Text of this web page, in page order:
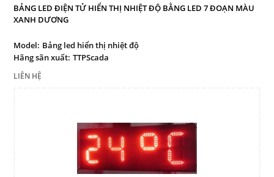
BẢNG LED ĐIỆN TỬ HIỂN THỊ NHIỆT ĐỘ BẰNG LED 7 ĐOẠN MÀU
XANH DƯƠNG
Model: Bảng led hiển thị nhiệt độ
Hãng sãn xuất: TTPScada
LIÊN HỆ